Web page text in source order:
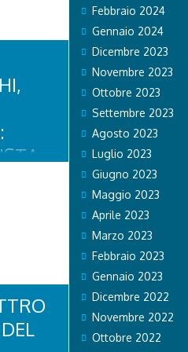
a
e unito.
Febbraio 2024
Gennaio 2024
Dicembre 2023
Novembre 2023
Ottobre 2023
Settembre 2023
Agosto 2023
Luglio 2023
Giugno 2023
Maggio 2023
Aprile 2023
Marzo 2023
Febbraio 2023
Gennaio 2023
Dicembre 2022
Novembre 2022
Ottobre 2022